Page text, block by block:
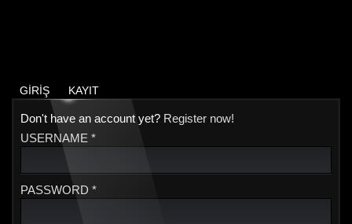
GIRIŞ KAYIT
Don't have an account yet? Register now!
USERNAME *
PASSWORD *